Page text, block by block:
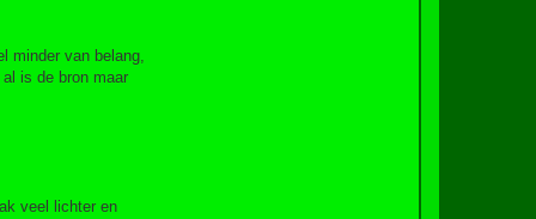
minder van belang,
is de bron maar
veel lichter en